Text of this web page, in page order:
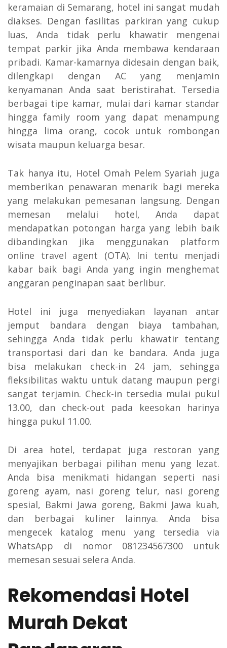
keramaian di Semarang, hotel ini sangat mudah
diakses. Dengan fasilitas parkiran yang cukup
luas, Anda tidak perlu khawatir mengenai
tempat parkir jika Anda membawa kendaraan
pribadi. Kamar-kamarnya didesain dengan baik,
dilengkapi dengan AC yang menjamin
kenyamanan Anda saat beristirahat. Tersedia
berbagai tipe kamar, mulai dari kamar standar
hingga family room yang dapat menampung
hingga lima orang, cocok untuk rombongan
wisata maupun keluarga besar.
Tak hanya itu, Hotel Omah Pelem Syariah juga
memberikan penawaran menarik bagi mereka
yang melakukan pemesanan langsung. Dengan
memesan melalui hotel, Anda dapat
mendapatkan potongan harga yang lebih baik
dibandingkan jika menggunakan platform
online travel agent (OTA). Ini tentu menjadi
kabar baik bagi Anda yang ingin menghemat
anggaran penginapan saat berlibur.
Hotel ini juga menyediakan layanan antar
jemput bandara dengan biaya tambahan,
sehingga Anda tidak perlu khawatir tentang
transportasi dari dan ke bandara. Anda juga
bisa melakukan check-in 24 jam, sehingga
fleksibilitas waktu untuk datang maupun pergi
sangat terjamin. Check-in tersedia mulai pukul
13.00, dan check-out pada keesokan harinya
hingga pukul 11.00.
Di area hotel, terdapat juga restoran yang
menyajikan berbagai pilihan menu yang lezat.
Anda bisa menikmati hidangan seperti nasi
goreng ayam, nasi goreng telur, nasi goreng
spesial, Bakmi Jawa goreng, Bakmi Jawa kuah,
dan berbagai kuliner lainnya. Anda bisa
mengecek katalog menu yang tersedia via
WhatsApp di nomor 081234567300 untuk
memesan sesuai selera Anda.
Rekomendasi Hotel
Murah Dekat